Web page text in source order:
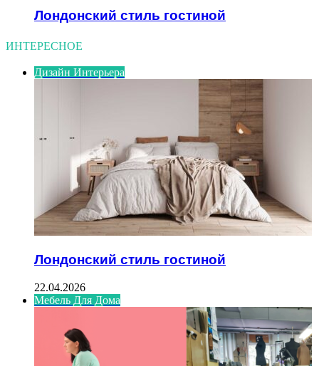
Лондонский стиль гостиной
ИНТЕРЕСНОЕ
Дизайн Интерьера
Лондонский стиль гостиной
22.04.2026
Мебель Для Дома